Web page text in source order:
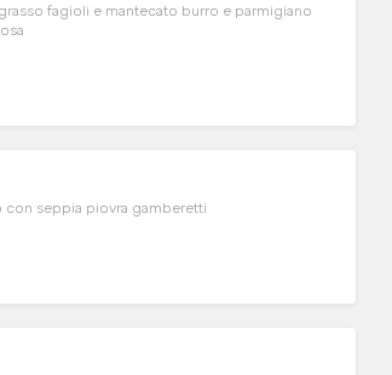
fagioli e mantecato burro e parmigiano
seppia piovra gamberetti